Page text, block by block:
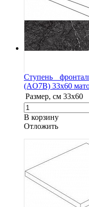
Ступень
(AO7B) 33x60
Размер, см 33x60
В корзину
Oтложить